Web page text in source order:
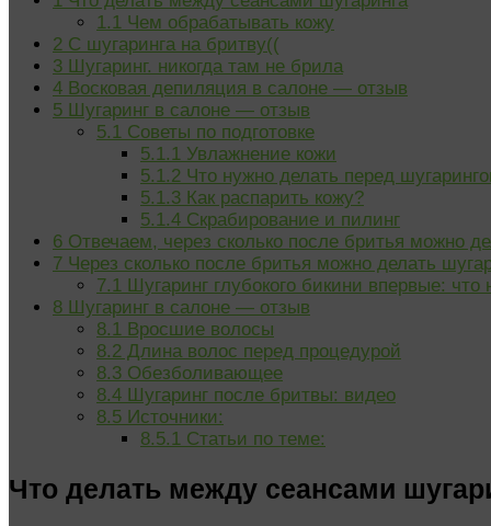
1.1 Чем обрабатывать кожу
2 С шугаринга на бритву((
3 Шугаринг. никогда там не брила
4 Восковая депиляция в салоне — отзыв
5 Шугаринг в салоне — отзыв
5.1 Советы по подготовке
5.1.1 Увлажнение кожи
5.1.2 Что нужно делать перед
5.1.3 Как распарить кожу?
5.1.4 Cкрабирование и пилинг
6 Отвечаем, через сколько после бритья можно
7 Через сколько после бритья можно делать
7.1 Шугаринг глубокого бикини впервые: что
8 Шугаринг в салоне — отзыв
8.1 Вросшие волосы
8.2 Длина волос перед процедурой
8.3 Обезболивающее
8.4 Шугаринг после бритвы: видео
8.5 Источники:
8.5.1 Статьи по теме:
Что делать между сеансами